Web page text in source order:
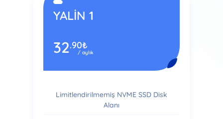
YALİN 1
32.90₺
/ aylık
Limitlendirilmemiş NVME SSD Disk
Alanı